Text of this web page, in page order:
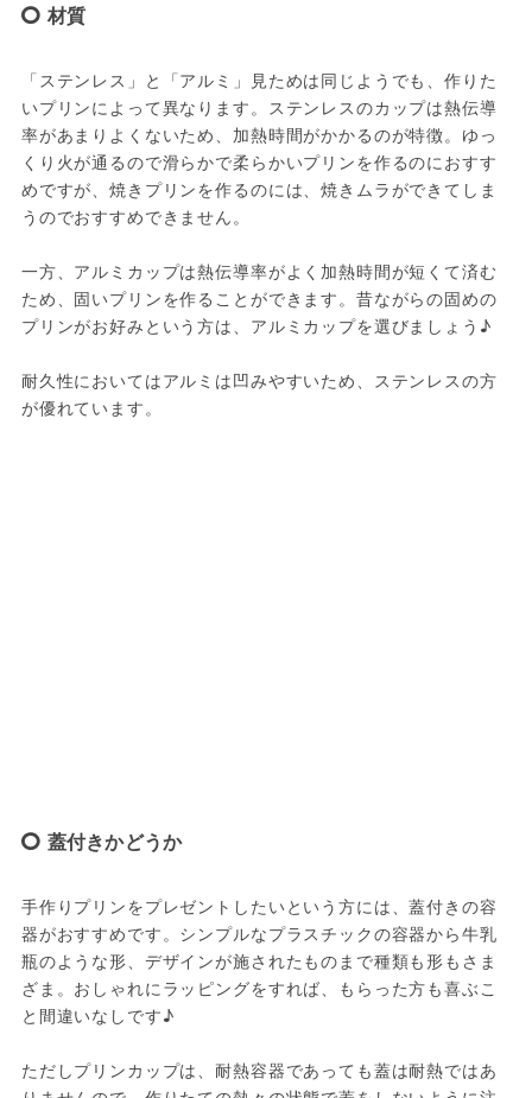
材質
「ステンレス」と「アルミ」見ためは同じようでも、作りた
いプリンによって異なります。ステンレスのカップは熱伝導
率があまりよくないため、加熱時間がかかるのが特徴。ゆっ
くり火が通るので滑らかで柔らかいプリンを作るのにおすす
めですが、焼きプリンを作るのには、焼きムラができてしま
うのでおすすめできません。
一方、アルミカップは熱伝導率がよく加熱時間が短くて済む
ため、固いプリンを作ることができます。昔ながらの固めの
プリンがお好みという方は、アルミカップを選びましょう♪
耐久性においてはアルミは凹みやすいため、ステンレスの方
が優れています。
蓋付きかどうか
手作りプリンをプレゼントしたいという方には、蓋付きの容
器がおすすめです。シンプルなプラスチックの容器から牛乳
瓶のような形、デザインが施されたものまで種類も形もさま
ざま。おしゃれにラッピングをすれば、もらった方も喜ぶこ
と間違いなしです♪
ただしプリンカップは、耐熱容器であっても蓋は耐熱ではあ